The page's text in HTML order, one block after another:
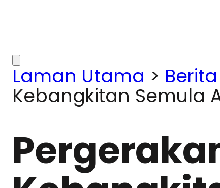
Laman Utama >
Kebangkitan Semula